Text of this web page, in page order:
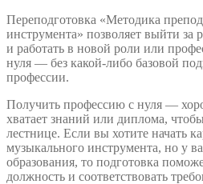
Переподготовка «Методика
инструмента» позволяет выйти за
и работать в новой роли или
нуля — без какой-либо базовой
профессии.
Получить профессию с нуля —
хватает знаний или диплома,
лестнице. Если вы хотите начать
музыкального инструмента, но у
образования, то подготовка
должность и соответствовать